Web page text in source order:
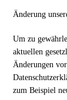
Änderung
Um zu
aktuellen
Änderungen
zum Beispiel